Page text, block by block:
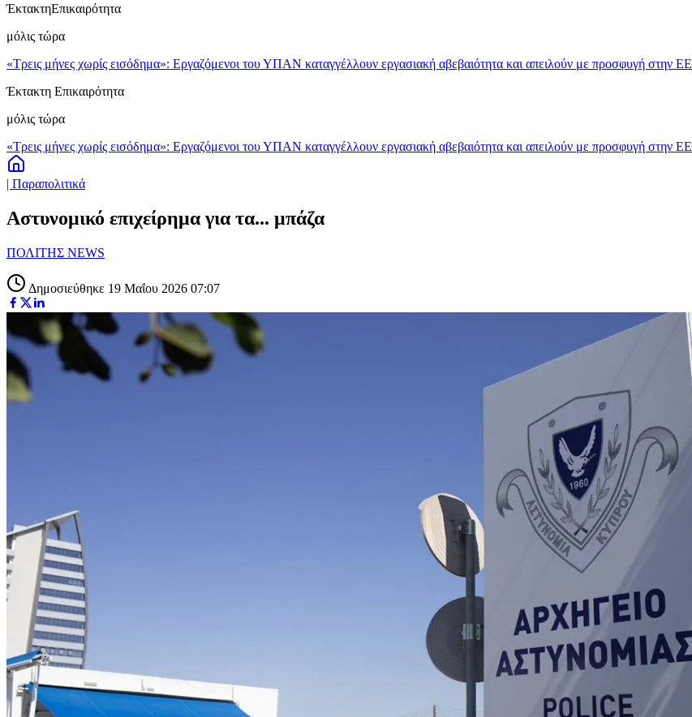
ΈκτακτηΕπικαιρότητα
μόλις τώρα
«Τρεις μήνες χωρίς εισόδημα»: Εργαζόμενοι του ΥΠΑΝ καταγγέλλουν εργασιακή αβεβαιότητα και απειλούν με προσφυγή στην ΕΕ
Έκτακτη Επικαιρότητα
μόλις τώρα
«Τρεις μήνες χωρίς εισόδημα»: Εργαζόμενοι του ΥΠΑΝ καταγγέλλουν εργασιακή αβεβαιότητα και απειλούν με προσφυγή στην ΕΕ
| Παραπολιτικά
Αστυνομικό επιχείρημα για τα... μπάζα
ΠΟΛΙΤΗΣ NEWS
Δημοσιεύθηκε 19 Μαΐου 2026 07:07